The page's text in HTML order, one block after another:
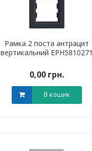
Рамка 2 поста антрацит
вертикальний EPH5810271
0,00 грн.
В кошик